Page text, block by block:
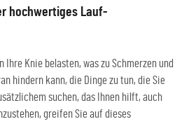
hochwertiges Lauf-
Knie belasten, was zu Schmerzen und
hindern kann, die Dinge zu tun, die Sie
suchen, das Ihnen hilft, auch
greifen Sie auf dieses